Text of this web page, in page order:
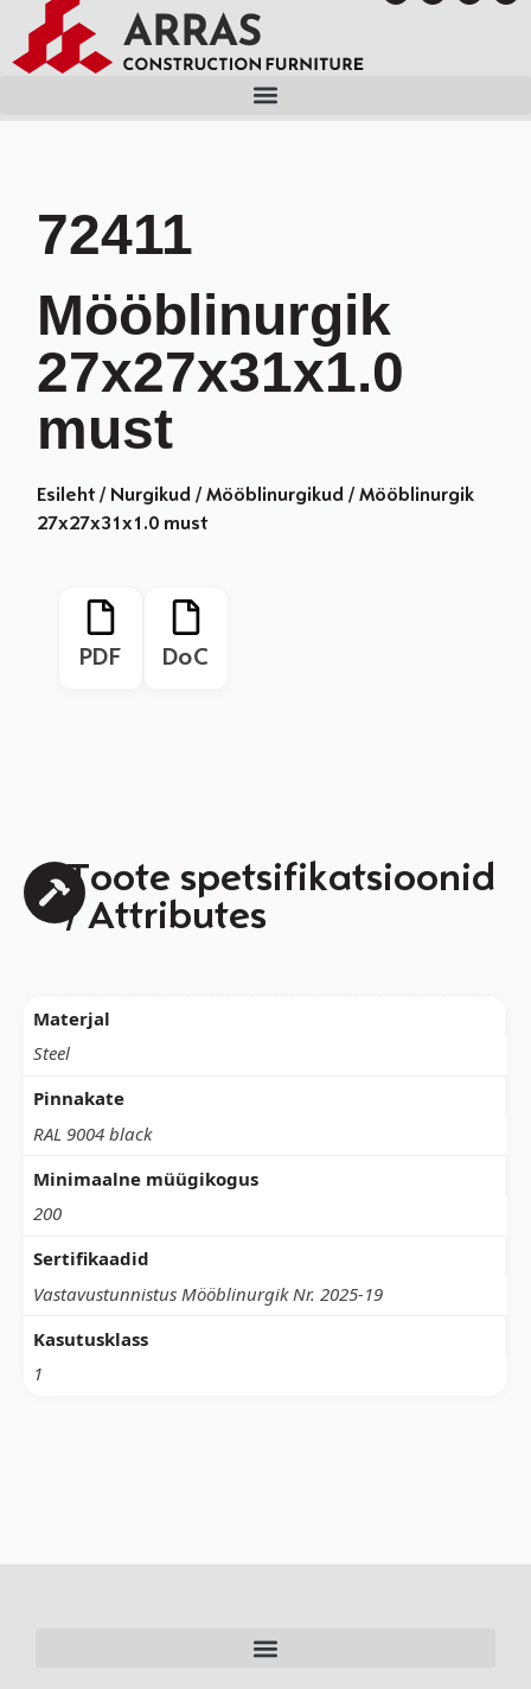
72411
Mööblinurgik
27x27x31x1.0
must
Esileht/ Nurgikud /Mööblinurgikud / Mööblinurgik
27x27x31x1.0 must
PDF DoC
Toote spetsifikatsioonid
/ Attributes
Materjal
Steel
Pinnakate
RAL 9004 black
Minimaalne müügikogus
200
Sertifikaadid
Vastavustunnistus Mööblinurgik Nr. 2025-19
Kasutusklass
1